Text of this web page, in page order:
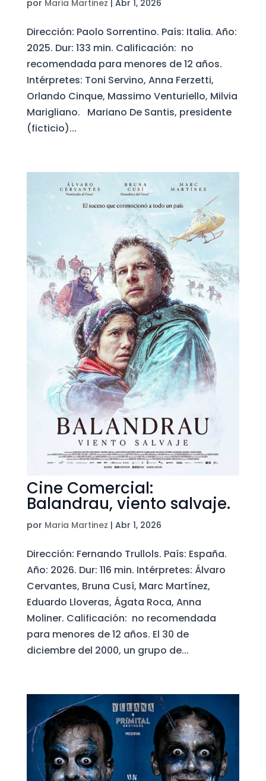
por Maria Martinez Abr 1, 2026
Dirección: Paolo Sorrentino. País: Italia. Año:
2025. Dur: 133 min. Calificación: no
recomendada para menores de 12 años.
Intérpretes: Toni Servino, Anna Ferzetti,
Orlando Cinque, Massimo Venturiello, Milvia
Marigliano. Mariano De Santis, presidente
(ficticio)...
Cine Comercial:
Balandrau, viento salvaje.
por Maria Martinez | Abr 1, 2026
Dirección: Fernando Trullols. País: España.
Año: 2026. Dur: 116 min. Intérpretes: Álvaro
Cervantes, Bruna Cusí, Marc Martínez,
Eduardo Lloveras, Ágata Roca, Anna
Moliner. Calificación: no recomendada
para menores de 12 años. El 30 de
diciembre del 2000, un grupo de...